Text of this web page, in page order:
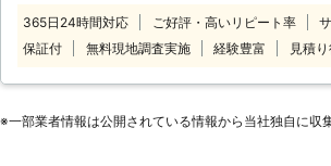
他社に依頼
い。 特殊清掃隊はではお電話でのご相談を24時間365日年中無休で承って
おります。
い。 お問い合わせをいただきましたら、無料で現地調査を行い、現場の状
清掃、消臭剤
365日24時間対応 ご好評・高いリピート率
保証付
無料現地調査実施 経験豊富 見積
※⼀部業者情報は公開されている情報から当社独⾃に収